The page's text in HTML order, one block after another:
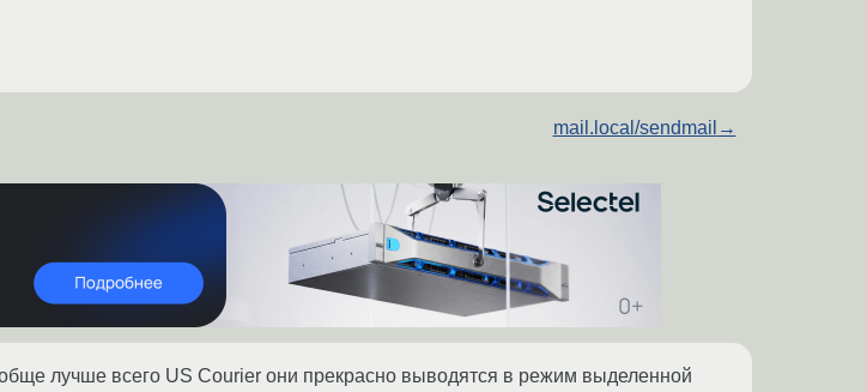
mail.local/sendmail →
лучше всего US Courier они прекрасно выводятся в режим выделенной